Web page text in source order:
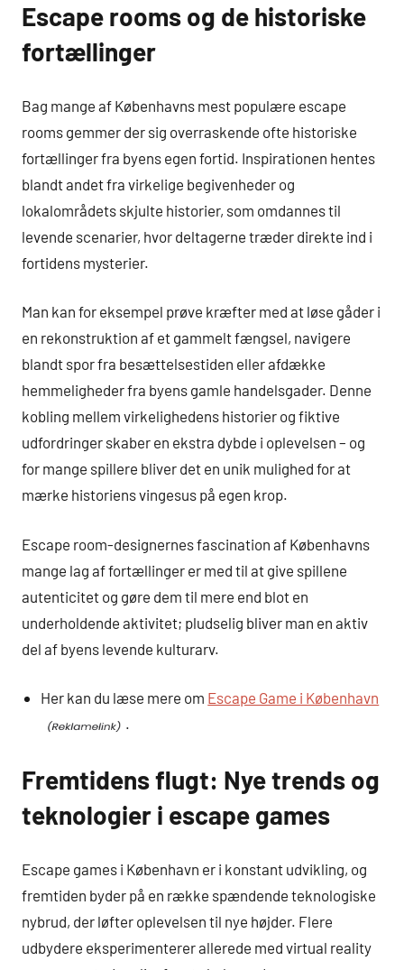
Escape rooms og de historiske
fortællinger
Bag mange af Københavns mest populære escape
rooms gemmer der sig overraskende ofte historiske
fortællinger fra byens egen fortid. Inspirationen hentes
blandt andet fra virkelige begivenheder og
lokalområdets skjulte historier, som omdannes til
levende scenarier, hvor deltagerne træder direkte ind i
fortidens mysterier.
Man kan for eksempel prøve kræfter med at løse gåder i
en rekonstruktion af et gammelt fængsel, navigere
blandt spor fra besættelsestiden eller afdække
hemmeligheder fra byens gamle handelsgader. Denne
kobling mellem virkelighedens historier og fiktive
udfordringer skaber en ekstra dybde i oplevelsen – og
for mange spillere bliver det en unik mulighed for at
mærke historiens vingesus på egen krop.
Escape room-designernes fascination af Københavns
mange lag af fortællinger er med til at give spillene
autenticitet og gøre dem til mere end blot en
underholdende aktivitet; pludselig bliver man en aktiv
del af byens levende kulturarv.
Her kan du læse mere om Escape Game i København
.
Fremtidens flugt: Nye trends og
teknologier i escape games
Escape games i København er i konstant udvikling, og
fremtiden byder på en række spændende teknologiske
nybrud, der løfter oplevelsen til nye højder. Flere
udbydere eksperimenterer allerede med virtual reality